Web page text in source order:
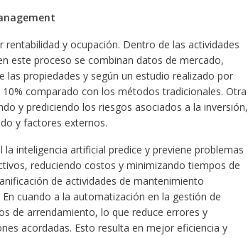
y ocupación. Dentro de las actividades
este proceso se combinan datos de mercado,
propiedades y según un estudio realizado por
comparado con los métodos tradicionales. Otra
y prediciendo los riesgos asociados a la inversión,
y factores externos.
inteligencia artificial predice y previene problemas
reduciendo costos y minimizando tiempos de
de actividades de mantenimiento
cuando a la automatización en la gestión de
de arrendamiento, lo que reduce errores y
acordadas. Esto resulta en mejor eficiencia y